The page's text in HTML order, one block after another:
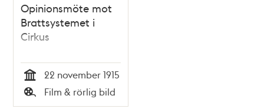
Opinionsmöte mot
Brattsystemet i
Cirkus
Tid
22 november 1915
Typ
Film & rörlig bild